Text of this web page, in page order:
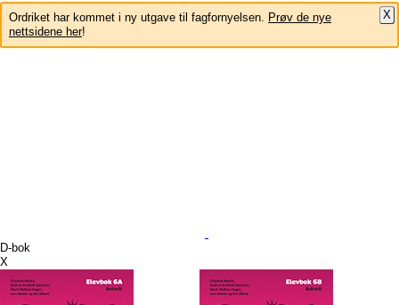
Ordriket har kommet i ny utgave til fagfornyelsen. Prøv de nye
nettsidene her!
X
D-bok
X